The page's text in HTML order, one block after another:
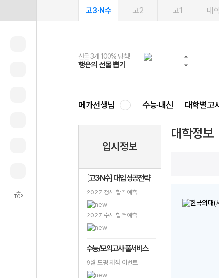
TOP
고3·N수 고2 고1 대
선물 3개 100% 당첨!
행운의 선물 뽑기
선물 100% 증정!
메가스터디 X 올리브
여름방학 스터디 캐시백
메가런 썸머스쿨
2027 러셀 단과
강사 공개선발
스마트러닝앱
설문 EVENT
메가패스
3일 무료 체험권
메가패스 수강생 무료혜택!
메가클럽 멤버십
사회공헌 캠페인
희망이룸 메가나눔
메가선생님 수능·내신 대학별고
입시정보
[고3·N수] 대입 성공전략
2027 정시 합격예측
2027 수시 합격예측
수능/모의고사 풀서비스
9월 모평 채점 이벤트
대학정보